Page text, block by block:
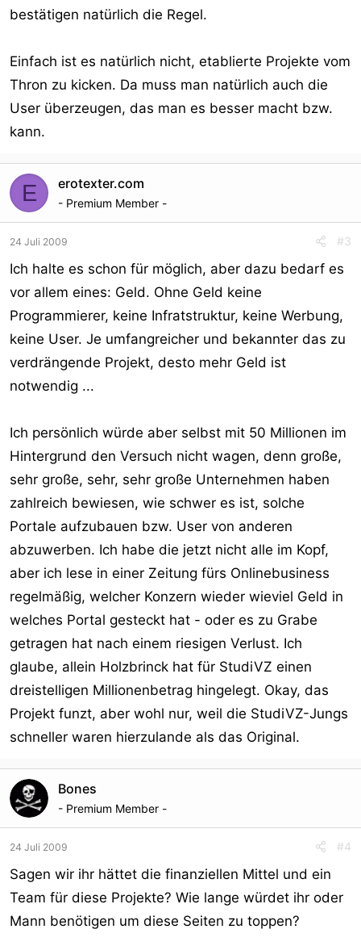
bestätigen natürlich die Regel.
Einfach ist es natürlich nicht, etablierte Projekte vom
Thron zu kicken. Da muss man natürlich auch die
User überzeugen, das man es besser macht bzw.
kann.
E erotexter.com
- Premium Member -
24 Juli 2009 #3
Ich halte es schon für möglich, aber dazu bedarf es
vor allem eines: Geld. Ohne Geld keine
Programmierer, keine Infratstruktur, keine Werbung,
keine User. Je umfangreicher und bekannter das zu
verdrängende Projekt, desto mehr Geld ist
notwendig ...
Ich persönlich würde aber selbst mit 50 Millionen im
Hintergrund den Versuch nicht wagen, denn große,
sehr große, sehr, sehr große Unternehmen haben
zahlreich bewiesen, wie schwer es ist, solche
Portale aufzubauen bzw. User von anderen
abzuwerben. Ich habe die jetzt nicht alle im Kopf,
aber ich lese in einer Zeitung fürs Onlinebusiness
regelmäßig, welcher Konzern wieder wieviel Geld in
welches Portal gesteckt hat - oder es zu Grabe
getragen hat nach einem riesigen Verlust. Ich
glaube, allein Holzbrinck hat für StudiVZ einen
dreistelligen Millionenbetrag hingelegt. Okay, das
Projekt funzt, aber wohl nur, weil die StudiVZ-Jungs
schneller waren hierzulande als das Original.
Bones
- Premium Member -
24 Juli 2009 #4
Sagen wir ihr hättet die finanziellen Mittel und ein
Team für diese Projekte? Wie lange würdet ihr oder
Mann benötigen um diese Seiten zu toppen?